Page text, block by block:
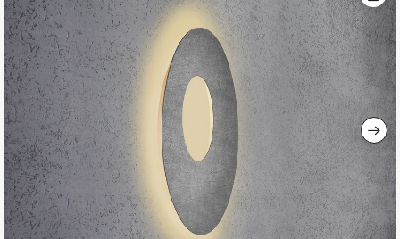
Bildgalerie
springen